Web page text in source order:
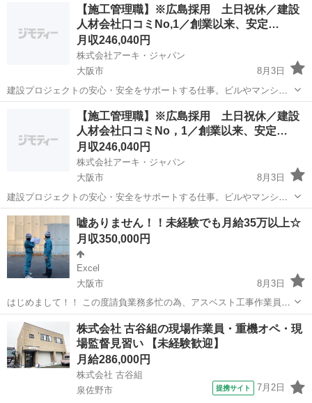
般になります。 足場・鉄骨・橋梁工事などの お仕事を取り扱って
【施工管理職】※広島採用 土日祝休／建設
人材会社口コミNo,1／創業以来、安定…
月収246,040円
株式会社アーキ・ジャパン
大阪市
8月3日
建設プロジェクトの安心・安全をサポートする仕事。ビルやマンショ
ン、商業施設などの建設の現場において、安全やスケジュールを管理
する仕事です。予定通りに工事が進んでいるかをチェックしたり、ス
タッフに指示を出したり、安全に工事が行...
施工管理
【施工管理職】※広島採用 土日祝休／建設
人材会社口コミNo，1／創業以来、安定…
月収246,040円
株式会社アーキ・ジャパン
大阪市
8月3日
建設プロジェクトの安心・安全をサポートする仕事。ビルやマンショ
ン、商業施設などの建設の現場において、安全やスケジュールを管理
する仕事です。予定通りに工事が進んでいるかをチェックしたり、ス
タッフに指示を出したり、安全に工事が行...
大阪 大阪市 施工管理 未経験
嘘ありません！！未経験でも月給35万以上☆
月収350,000円
Excel
大阪市
8月3日
はじめまして！！ この度請負業務多忙の為、アスベスト工事作業員を
大募集しております！(^ ^) 建設現場でのお仕事です☆ 内装解体及び外
壁塗材剥離などをしていただきます！ 10代～30代中心で頑張っており
ます！！ ...
大阪 その他 アスベスト
株式会社 古谷組の現場作業員・重機オペ・現
場監督見習い 【未経験歓迎】
月給286,000円
株式会社 古谷組
泉佐野市
提携サイト 7月2日